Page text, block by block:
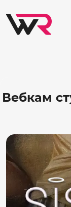
Вебкам